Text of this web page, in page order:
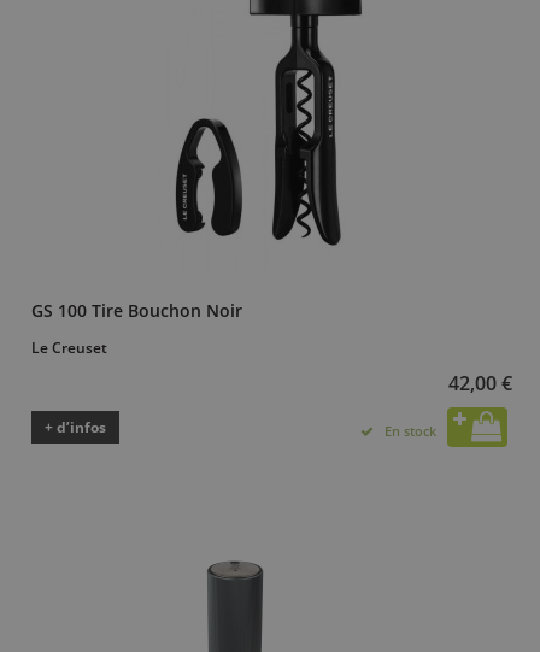
GS 100 Tire Bouchon Noir
Le Creuset
42,00 €
+ d’infos En stock